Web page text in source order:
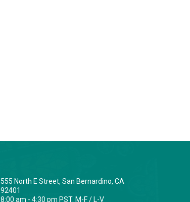
555 North E Street, San Bernardino, CA
92401
8:00 am - 4:30 pm PST. M-F / L-V